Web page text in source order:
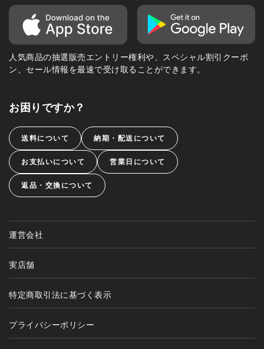
人気商品の抽選販売エントリー権利や、スペシャル割引クーポ
ン、セール情報を最速で受け取ることができます。
お困りですか？
送料について 納期・配送について
お支払いについて 営業日について
返品・交換について
運営会社
実店舗
特定商取引法に基づく表示
プライバシーポリシー